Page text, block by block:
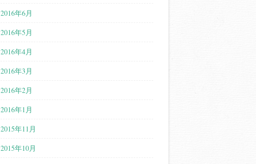
2016年6月
2016年5月
2016年4月
2016年3月
2016年2月
2016年1月
2015年11月
2015年10月